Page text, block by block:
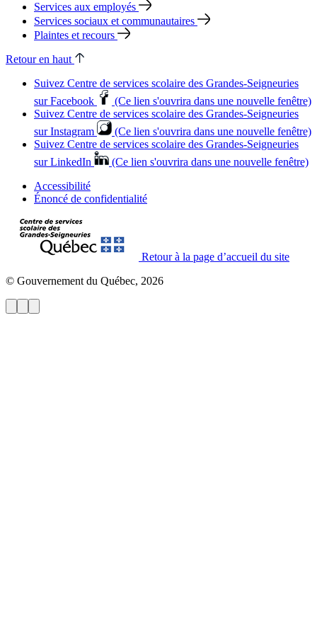
Services aux employés
Services sociaux et communautaires
Plaintes et recours
Retour en haut
Suivez Centre de services scolaire des Grandes‑Seigneuries
sur Facebook
(Ce lien s'ouvrira dans une nouvelle fenêtre)
Suivez Centre de services scolaire des Grandes‑Seigneuries
sur Instagram
(Ce lien s'ouvrira dans une nouvelle fenêtre)
Suivez Centre de services scolaire des Grandes‑Seigneuries
sur LinkedIn
(Ce lien s'ouvrira dans une nouvelle fenêtre)
Accessibilité
Énoncé de confidentialité
Retour à la page d’accueil du site
© Gouvernement du Québec, 2026